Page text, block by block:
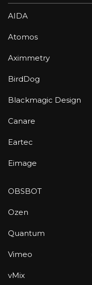
AIDA
Atomos
Aximmetry
BirdDog
Blackmagic Design
Canare
Eartec
Eimage
OBSBOT
Ozen
Quantum
Vimeo
vMix